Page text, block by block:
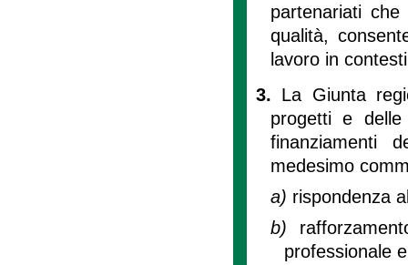
partenariati
qualità,
lavoro in
3. La Giunta
progetti e
finanziamenti
medesimo
a) rispondenza
b)
professionale